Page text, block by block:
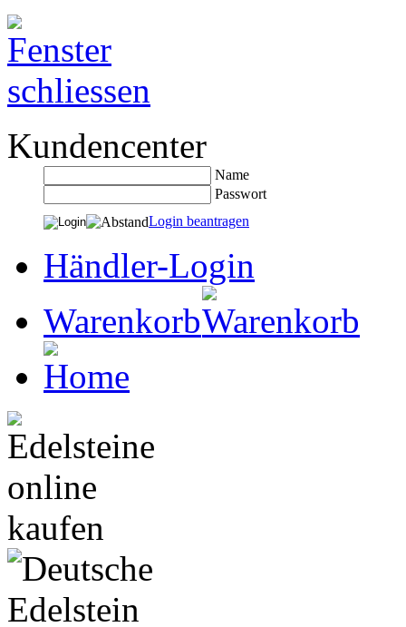
Kundencenter
Name
Passwort
Login beantragen
Händler-Login
Warenkorb